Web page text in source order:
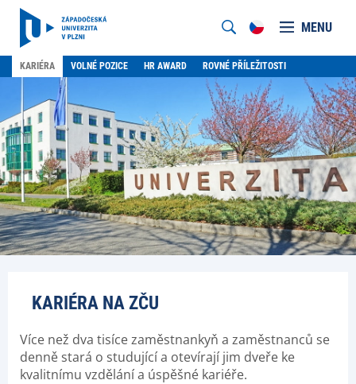
MENU
KARIÉRA VOLNÉ POZICE HR AWARD ROVNÉ PŘÍLEŽITOSTI
KARIÉRA NA ZČU
Více než dva tisíce zaměstnankyň a zaměstnanců se
denně stará o studující a otevírají jim dveře ke
kvalitnímu vzdělání a úspěšné kariéře.